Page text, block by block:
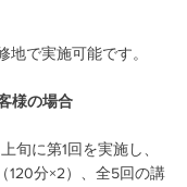
地で実施可能です。
様の場合
旬に第1回を実施し、
120分×2）、全5回の講